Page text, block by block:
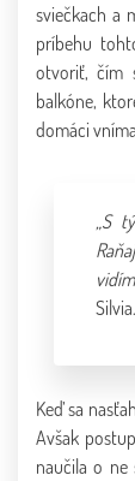
sviečkach a
príbehu
otvoriť, čím
balkóne,
domáci
„S
Silvia.
Keď sa
Avšak
naučila o ne